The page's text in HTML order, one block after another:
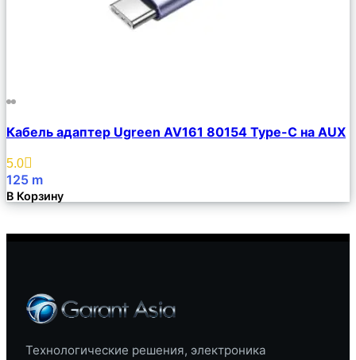
Описание
Избранное
Кабель адаптер Ugreen AV161 80154 Type-C на AUX
5.0
125 m
В Корзину
Технологические решения, электроника